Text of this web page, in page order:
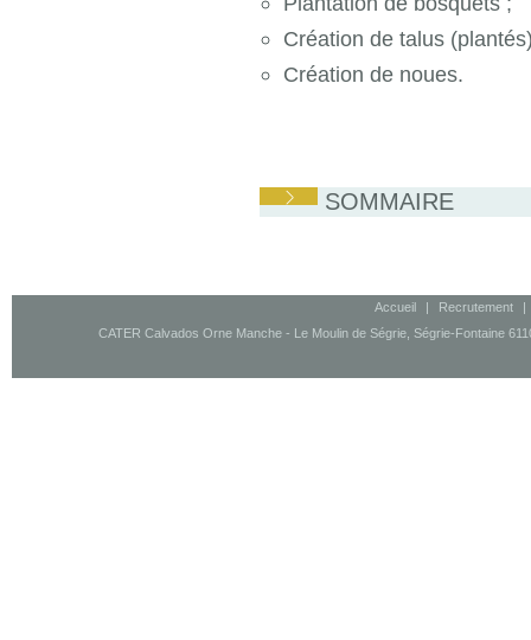
Création de talus
Création de noues.
SOMMAIRE
Accueil | Recrutement
|
CATER Calvados Orne Manche - Le Moulin de Ségrie, Ségrie-Fontaine